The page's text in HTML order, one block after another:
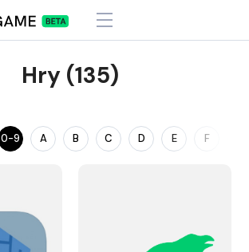
Hry (135)
0-9 A B C D E F